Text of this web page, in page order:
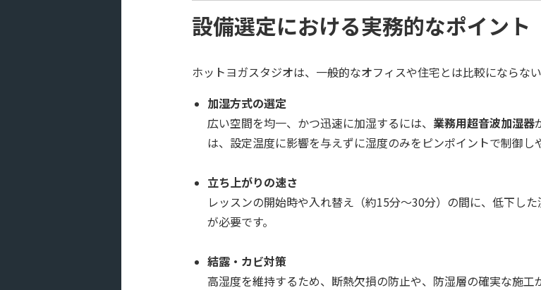
設備選定における実務的なポイント
ホットヨガスタジオは、一般的なオフィスや住宅とは比較にならな
加湿方式の選定
広い空間を均一、かつ迅速に加湿するには、 業務用超音波加湿器
は、設定温度に影響を与えずに湿度のみをピンポイントで制御し
立ち上がりの速さ
レッスンの開始時や入れ替え（約15分〜30分）の間に、低下し
が必要です。
結露・カビ対策
高湿度を維持するため、断熱欠損の防止や、防湿層の確実な施